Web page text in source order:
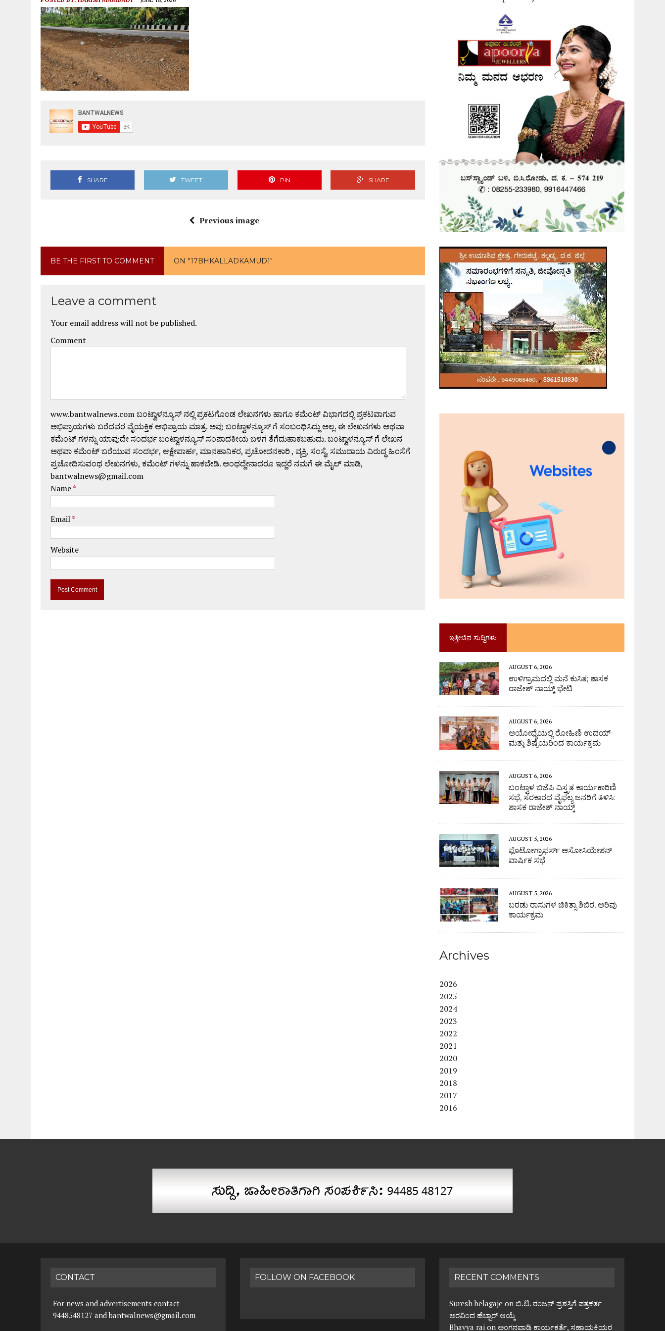
SHARE TWEET PIN SHARE
Previous image
BE THE FIRST TO COMMENT ON "17BHKALLADKAMUD1"
Leave a comment
Your email address will not be published.
Comment
www.bantwalnews.com ಬಂಟ್ವಾಳನ್ಯೂಸ್ ನಲ್ಲಿ ಪ್ರಕಟಗೊಂಡ ಲೇಖನಗಳು ಹಾಗೂ ಕಮೆಂಟ್ ವಿಭಾಗದಲ್ಲಿ ಪ್ರಕಟವಾಗುವ
ಅಭಿಪ್ರಾಯಗಳು ಬರೆದವರ ವೈಯಕ್ತಿಕ ಅಭಿಪ್ರಾಯ ಮಾತ್ರ. ಅವು ಬಂಟ್ವಾಳನ್ಯೂಸ್ ಗೆ ಸಂಬಂಧಿಸಿದ್ದು ಅಲ್ಲ. ಈ ಲೇಖನಗಳು ಅಥವಾ
ಕಮೆಂಟ್ ಗಳನ್ನು ಯಾವುದೇ ಸಂದರ್ಭ ಬಂಟ್ವಾಳನ್ಯೂಸ್ ಸಂಪಾದಕೀಯ ಬಳಗ ತೆಗೆದುಹಾಕಬಹುದು. ಬಂಟ್ವಾಳನ್ಯೂಸ್ ಗೆ ಲೇಖನ
ಅಥವಾ ಕಮೆಂಟ್ ಬರೆಯುವ ಸಂದರ್ಭ, ಆಕ್ಷೇಪಾರ್ಹ, ಮಾನಹಾನಿಕರ, ಪ್ರಚೋದನಕಾರಿ , ವ್ಯಕ್ತಿ, ಸಂಸ್ಥೆ, ಸಮುದಾಯ ವಿರುದ್ಧ ಹಿಂಸೆಗೆ
ಪ್ರಚೋದಿಸುವಂಥ ಲೇಖನಗಳು, ಕಮೆಂಟ್ ಗಳನ್ನು ಹಾಕಬೇಡಿ. ಅಂಥದ್ದೇನಾದರೂ ಇದ್ದರೆ ನಮಗೆ ಈ ಮೈಲ್ ಮಾಡಿ,
bantwalnews@gmail.com
Name*
Email*
Website
ಇತ್ತೀಚಿನ ಸುದ್ದಿಗಳು
AUGUST 6, 2026
ಉಳಿಗ್ರಾಮದಲ್ಲಿ ಮನೆ ಕುಸಿತ; ಶಾಸಕ
ರಾಜೇಶ್ ನಾಯ್ಕ್ ಭೇಟಿ
AUGUST 6, 2026
ಅಯೋಧ್ಯೆಯಲ್ಲಿ ರೋಹಿಣಿ ಉದಯ್
ಮತ್ತು ಶಿಷ್ಯೆಯರಿಂದ ಕಾರ್ಯಕ್ರಮ
AUGUST 6, 2026
ಬಂಟ್ವಾಳ ಬಿಜೆಪಿ ವಿಸ್ತ್ರತ ಕಾರ್ಯಕಾರಿಣಿ
ಸಭೆ, ಸರಕಾರದ ವೈಫಲ್ಯ ಜನರಿಗೆ ತಿಳಿಸಿ:
ಶಾಸಕ ರಾಜೇಶ್ ನಾಯ್ಕ್
AUGUST 5, 2026
ಫೊಟೋಗ್ರಾಫರ್ಸ್ ಅಸೋಸಿಯೇಶನ್
ವಾರ್ಷಿಕ ಸಭೆ
AUGUST 5, 2026
ಬರಡು ರಾಸುಗಳ ಚಿಕಿತ್ಸಾ ಶಿಬಿರ, ಅರಿವು
ಕಾರ್ಯಕ್ರಮ
Archives
2026
2025
2024
2023
2022
2021
2020
2019
2018
2017
2016
CONTACT
For news and advertisements contact
9448548127 and bantwalnews@gmail.com
FOLLOW ON FACEBOOK RECENT COMMENTS
Suresh belagaje onಬಿ.ಟಿ. ರಂಜನ್ ಪ್ರಶಸ್ತಿಗೆ ಪತ್ರಕರ್ತ
ಅರವಿಂದ ಹೆಬ್ಬಾರ್ ಆಯ್ಕೆ
Bhavya rai onಅಂಗನವಾಡಿ ಕಾರ್ಯಕರ್ತೆ, ಸಹಾಯಕಿಯರ